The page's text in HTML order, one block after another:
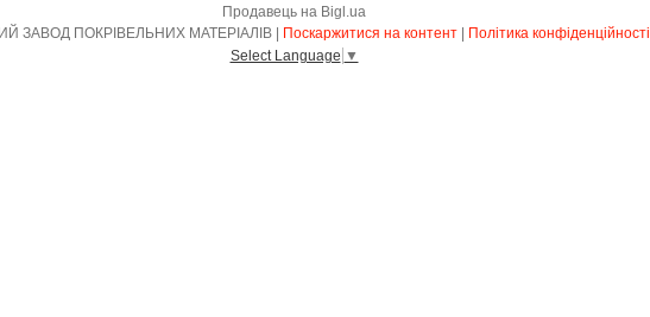
Продавець на Bigl.ua
Поскаржитися на контент
Політика конфіденційності
Select Language ▼